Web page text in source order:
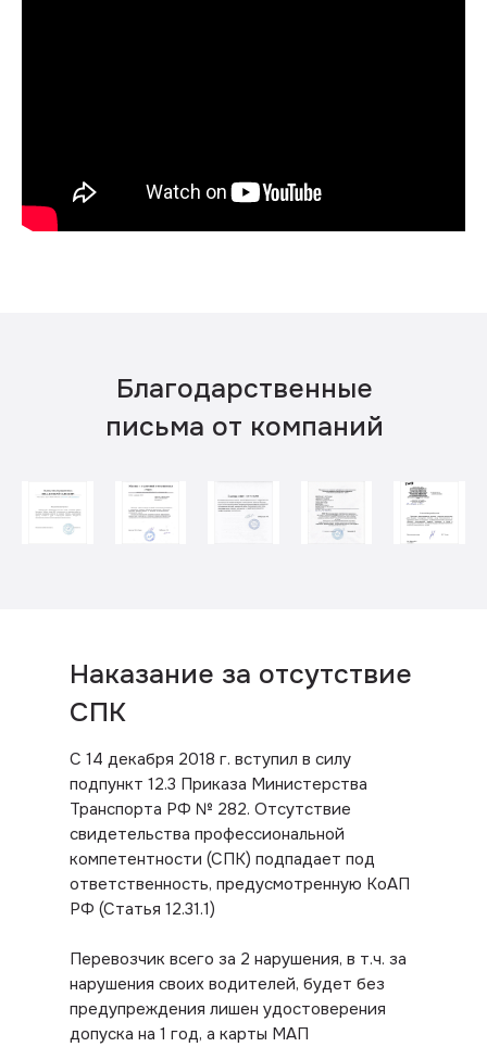
Благодарственные
письма от компаний
С 14 декабря 2018 г. вступил в силу
подпункт 12.3 Приказа Министерства
Транспорта РФ № 282. Отсутствие
свидетельства профессиональной
компетентности (СПК) подпадает под
ответственность, предусмотренную КоАП
РФ (Статья 12.31.1)
Перевозчик всего за 2 нарушения, в т.ч. за
нарушения своих водителей, будет без
предупреждения лишен удостоверения
допуска на 1 год, а карты МАП
Наказание за отсутствие
СПК